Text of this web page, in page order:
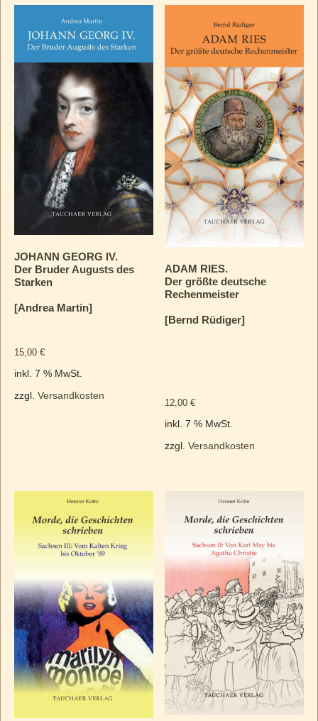
JOHANN GEORG IV.
Der Bruder Augusts des
Starken
[Andrea Martin]
15,00 €
inkl. 7 % MwSt.
zzgl. Versandkosten
ADAM RIES.
Der größte deutsche
Rechenmeister
[Bernd Rüdiger]
12,00€
inkl. 7 % MwSt.
zzgl.Versandkosten